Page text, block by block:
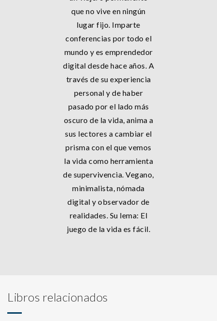
que no vive en ningún
lugar fijo. Imparte
conferencias por todo el
mundo y es emprendedor
digital desde hace años. A
través de su experiencia
personal y de haber
pasado por el lado más
oscuro de la vida, anima a
sus lectores a cambiar el
prisma con el que vemos
la vida como herramienta
de supervivencia. Vegano,
minimalista, nómada
digital y observador de
realidades. Su lema: El
juego de la vida es fácil.
Libros relacionados